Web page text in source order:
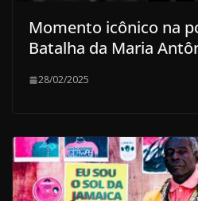
Momento icônico na
Batalha da Maria
28/02/2025